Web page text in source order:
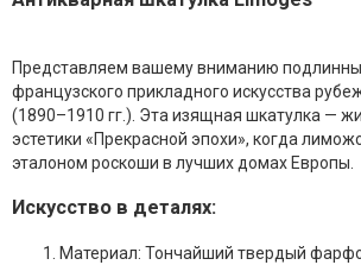
Представляем вашему вниманию
французского прикладного искусства
(1890–1910 гг.). Эта изящная шкатулка —
эстетики «Прекрасной эпохи», когда
эталоном роскоши в лучших домах Европы.
Искусство в деталях:
Материал: Тончайший твердый